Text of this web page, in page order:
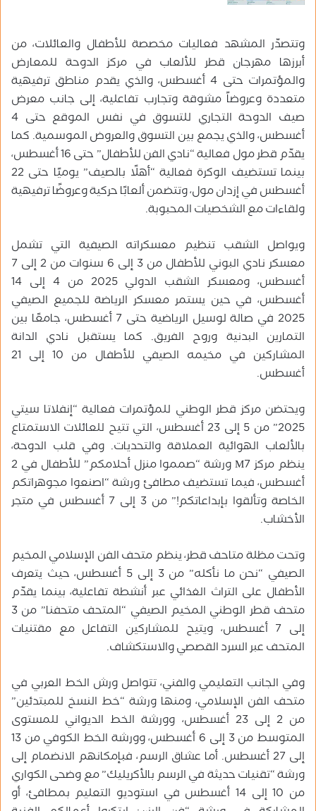
وتتصدّر المشهد فعاليات مخصصة للأطفال والعائلات، من
أبرزها مهرجان قطر للألعاب في مركز الدوحة للمعارض
والمؤتمرات حتى 4 أغسطس، والذي يقدم مناطق ترفيهية
متعددة وعروضاً مشوقة وتجارب تفاعلية، إلى جانب معرض
صيف الدوحة التجاري للتسوق في نفس الموقع حتى 4
أغسطس، والذي يجمع بين التسوق والعروض الموسمية. كما
يقدّم قطر مول فعالية “نادي الفن للأطفال” حتى 16 أغسطس،
بينما تستضيف الوكرة فعالية “أهلًا بالصيف” يوميًا حتى 22
أغسطس في إزدان مول، وتتضمن ألعابًا حركية وعروضًا ترفيهية
ولقاءات مع الشخصيات المحبوبة.
ويواصل الشقب تنظيم معسكراته الصيفية التي تشمل
معسكر نادي البوني للأطفال من 3 إلى 6 سنوات من 2 إلى 7
أغسطس، ومعسكر الشقب الدولي 2025 من 4 إلى 14
أغسطس، في حين يستمر معسكر الرياضة للجميع الصيفي
2025 في صالة لوسيل الرياضية حتى 7 أغسطس، جامعًا بين
التمارين البدنية وروح الفريق. كما يستقبل نادي الدانة
المشاركين في مخيمه الصيفي للأطفال من 10 إلى 21
أغسطس.
ويحتضن مركز قطر الوطني للمؤتمرات فعالية “إنفلاتا سيتي
2025” من 5 إلى 23 أغسطس، التي تتيح للعائلات الاستمتاع
بالألعاب الهوائية العملاقة والتحديات. وفي قلب الدوحة،
ينظم مركز M7 ورشة “صمموا منزل أحلامكم” للأطفال في 2
أغسطس، فيما تستضيف مطافئ ورشة “اصنعوا مجوهراتكم
الخاصة وتألقوا بإبداعاتكم!” من 3 إلى 7 أغسطس في متجر
الأخشاب.
وتحت مظلة متاحف قطر، ينظم متحف الفن الإسلامي المخيم
الصيفي “نحن ما نأكله” من 3 إلى 5 أغسطس، حيث يتعرف
الأطفال على التراث الغذائي عبر أنشطة تفاعلية، بينما يقدّم
متحف قطر الوطني المخيم الصيفي “المتحف متحفنا” من 3
إلى 7 أغسطس، ويتيح للمشاركين التفاعل مع مقتنيات
المتحف عبر السرد القصصي والاستكشاف.
وفي الجانب التعليمي والفني، تتواصل ورش الخط العربي في
متحف الفن الإسلامي، ومنها ورشة “خط النسخ للمبتدئين”
من 2 إلى 23 أغسطس، وورشة الخط الديواني للمستوى
المتوسط من 3 إلى 6 أغسطس، وورشة الخط الكوفي من 13
إلى 27 أغسطس. أما عشاق الرسم، فبإمكانهم الانضمام إلى
ورشة “تقنيات حديثة في الرسم بالأكريليك” مع وضحى الكواري
من 10 إلى 14 أغسطس في استوديو التعليم بمطافئ، أو